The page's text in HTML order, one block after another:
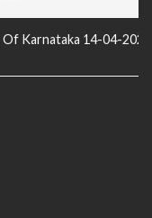
Karnataka 14-04-2022